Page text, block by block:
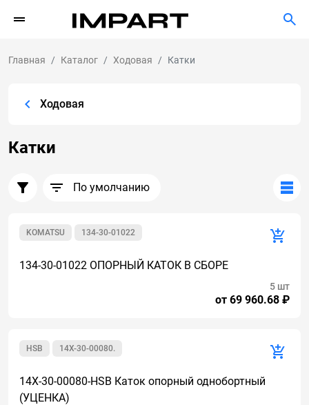
Главная Каталог Ходовая Катки
Ходовая
Катки
По умолчанию
134-30-01022
KOMATSU
134-30-01022 ОПОРНЫЙ КАТОК В СБОРЕ
от 69 960.68 ₽
5 шт
14X-30-00080.
HSB
14X-30-00080-HSB Каток опорный однобортный
(УЦЕНКА)